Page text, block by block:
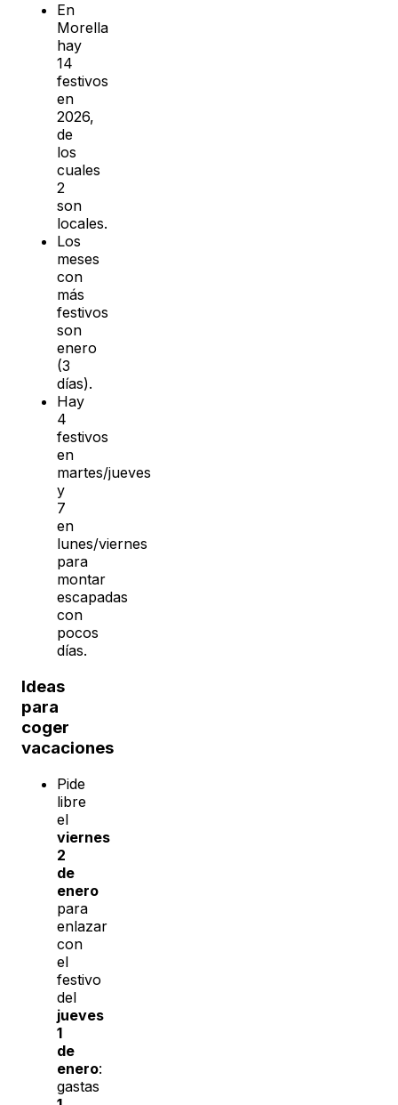
En
Morella
hay
14
festivos
en
2026,
de
los
cuales
2
son
locales.
Los
meses
con
más
festivos
son
enero
(3
días).
Hay
4
festivos
en
martes/jueves
y
7
en
lunes/viernes
para
montar
escapadas
con
pocos
días.
Ideas
para
coger
vacaciones
Pide
libre
el
viernes
2
de
enero
para
enlazar
con
el
festivo
del
jueves
1
de
enero:
gastas